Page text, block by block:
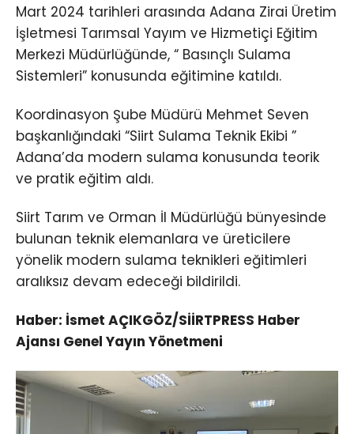
Mart 2024 tarihleri arasında Adana Zirai Üretim
İşletmesi Tarımsal Yayım ve Hizmetiçi Eğitim
Merkezi Müdürlüğünde, “ Basınçlı Sulama
Sistemleri” konusunda eğitimine katıldı.
Koordinasyon Şube Müdürü Mehmet Seven
başkanlığındaki “Siirt Sulama Teknik Ekibi ”
Adana’da modern sulama konusunda teorik
ve pratik eğitim aldı.
Siirt Tarım ve Orman İl Müdürlüğü bünyesinde
bulunan teknik elemanlara ve üreticilere
yönelik modern sulama teknikleri eğitimleri
aralıksız devam edeceği bildirildi.
Haber: İsmet AÇIKGÖZ/SİİRTPRESS Haber
Ajansı Genel Yayın Yönetmeni